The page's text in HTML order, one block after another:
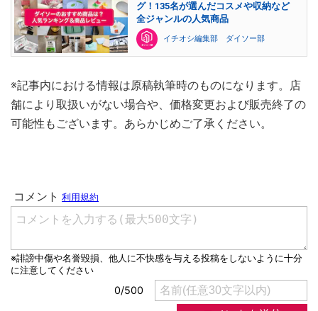
グ！135名が選んだコスメや収納など
全ジャンルの人気商品
イチオシ編集部 ダイソー部
※記事内における情報は原稿執筆時のものになります。店
舗により取扱いがない場合や、価格変更および販売終了の
可能性もございます。あらかじめご了承ください。